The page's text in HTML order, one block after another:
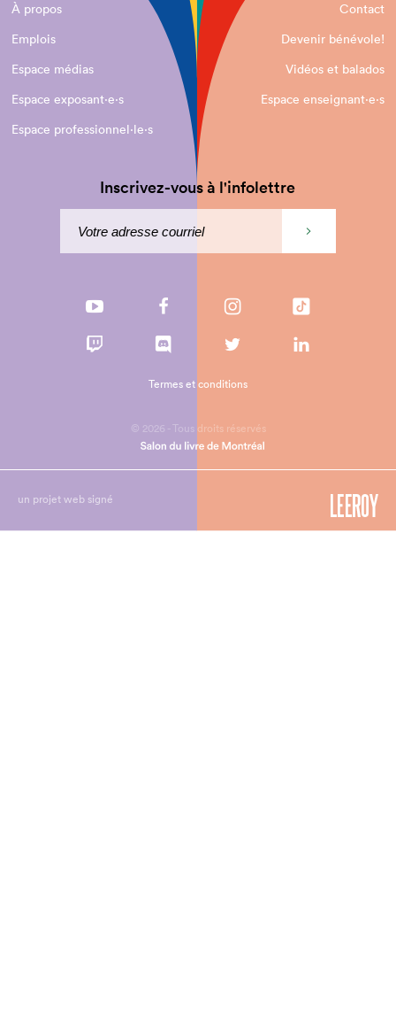
À propos
Contact
Emplois
Devenir bénévole!
Espace médias
Vidéos et balados
Espace exposant·e⋅s
Espace enseignant·e⋅s
Espace professionnel·le⋅s
Inscrivez-vous à l'infolettre
© 2026 - Tous droits réservés
Termes et conditions
un projet web signé